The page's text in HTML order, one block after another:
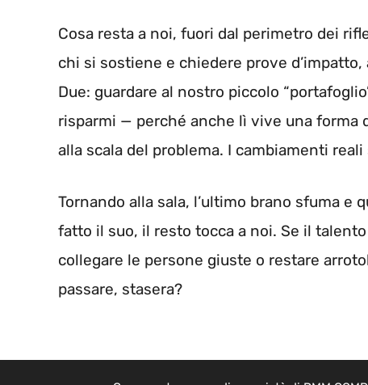
Cosa resta a noi, fuori dal perimetro dei
chi si sostiene e chiedere prove
Due: guardare al nostro piccolo
risparmi — perché anche lì vive una forma
alla scala del problema. I cambiamenti
Tornando alla sala, l’ultimo brano sfuma e
fatto il suo, il resto tocca a noi. Se il
collegare le persone giuste o restare
passare, stasera?